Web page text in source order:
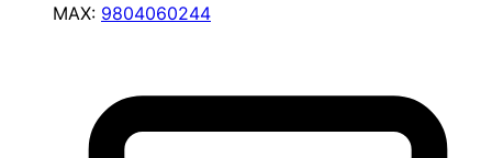
MAX: 9804060244